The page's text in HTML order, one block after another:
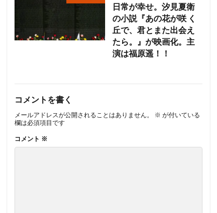
日常が幸せ。汐見夏衛
の小説『あの花が咲 く
丘で、君とまた出会え
たら。』が映画化。主
演は福原遥！！
コメントを書く
メールアドレスが公開されることはありません。 ※ が付いている
欄は必須項目です
コメント ※